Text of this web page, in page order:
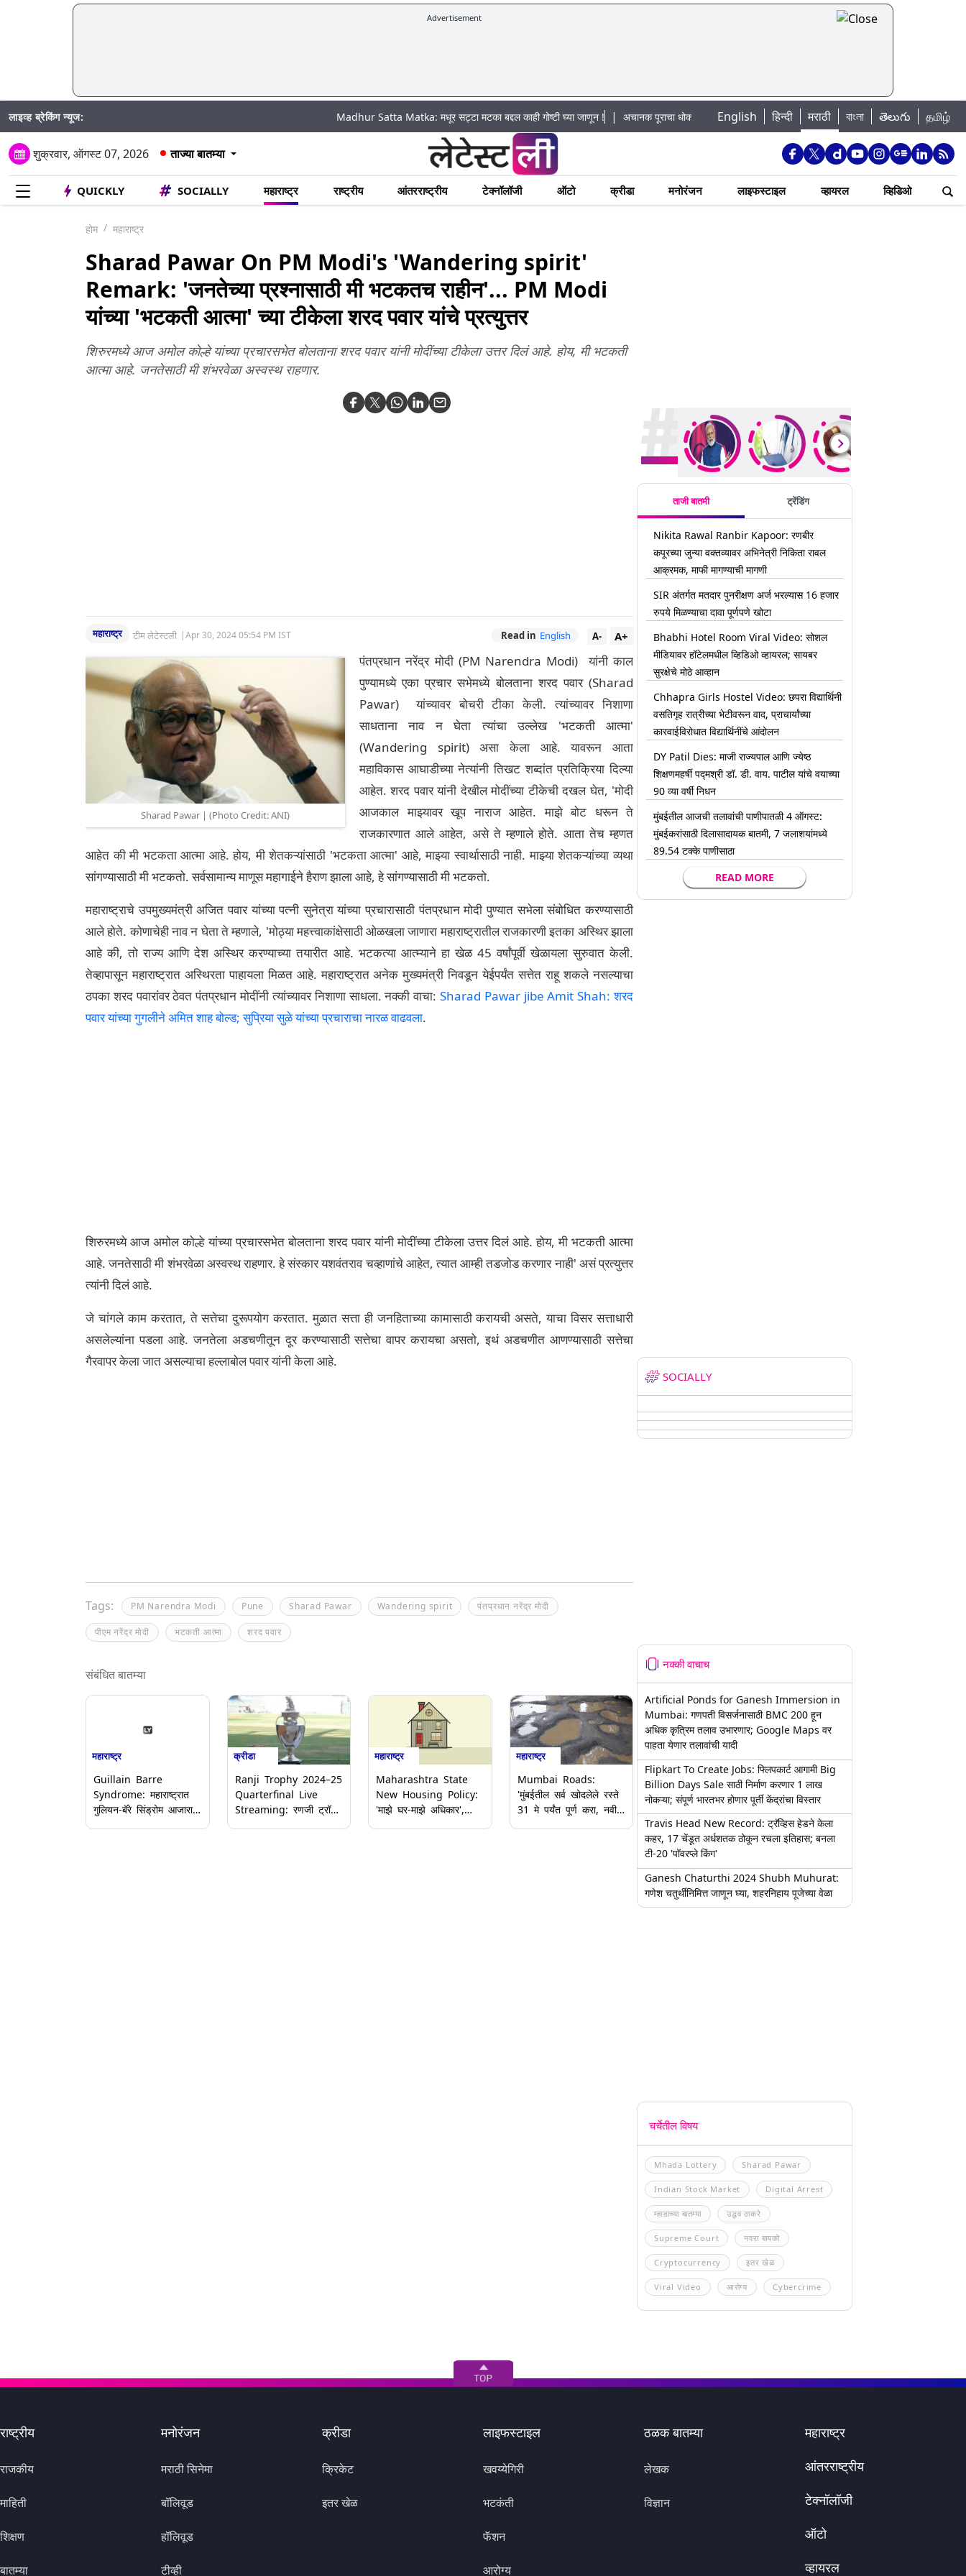
Advertisement
लाइव्ह ब्रेकिंग न्यूज: Madhur Satta Matka: मधूर सट्टा मटका बद्दल काही गोष्टी घ्या जाणून !|अचानक पूराचा धोका: खडकवासला धरणातून मुठानदी पात्रात विसर्ग सुरु; नागरिकांना नदीपात्रात न उतरण्याचे
English हिन्दी मराठी বাংলা తెలుగు தமிழ்
शुक्रवार, ऑगस्ट 07, 2026 ताज्या बातम्या
QUICKLY SOCIALLY महाराष्ट्र राष्ट्रीय आंतरराष्ट्रीय टेक्नॉलॉजी ऑटो क्रीडा मनोरंजन लाइफस्टाइल व्हायरल व्हिडिओ
होम महाराष्ट्र
Sharad Pawar On PM Modi's 'Wandering spirit'
Remark: 'जनतेच्या प्रश्नासाठी मी भटकतच राहीन'... PM Modi
यांच्या 'भटकती आत्मा' च्या टीकेला शरद पवार यांचे प्रत्युत्तर
शिरुरमध्ये आज अमोल कोल्हे यांच्या प्रचारसभेत बोलताना शरद पवार यांनी मोदींच्या टीकेला उत्तर दिलं आहे. होय, मी भटकती
आत्मा आहे. जनतेसाठी मी शंभरवेळा अस्वस्थ राहणार.
महाराष्ट्र टीम लेटेस्टली |Apr 30, 2024 05:54 PM IST Read in English A+
A-
Sharad Pawar | (Photo Credit: ANI)
पंतप्रधान नरेंद्र मोदी (PM Narendra Modi) यांनी काल
पुण्यामध्ये एका प्रचार सभेमध्ये बोलताना शरद पवार (Sharad
Pawar) यांच्यावर बोचरी टीका केली. त्यांच्यावर निशाणा
साधताना नाव न घेता त्यांचा उल्लेख 'भटकती आत्मा'
(Wandering spirit) असा केला आहे. यावरून आता
महाविकास आघाडीच्या नेत्यांनी तिखट शब्दांत प्रतिक्रिया दिल्या
आहेत. शरद पवार यांनी देखील मोदींच्या टीकेची दखल घेत, 'मोदी
आजकाल माझ्यावर खूप नाराज आहेत. माझे बोट धरून ते
राजकारणात आले आहेत, असे ते म्हणाले होते. आता तेच म्हणत
आहेत की मी भटकता आत्मा आहे. होय, मी शेतकऱ्यांसाठी 'भटकता आत्मा' आहे, माझ्या स्वार्थासाठी नाही. माझ्या शेतकऱ्यांच्या व्यथा
सांगण्यासाठी मी भटकतो. सर्वसामान्य माणूस महागाईने हैराण झाला आहे, हे सांगण्यासाठी मी भटकतो.
महाराष्ट्राचे उपमुख्यमंत्री अजित पवार यांच्या पत्नी सुनेत्रा यांच्या प्रचारासाठी पंतप्रधान मोदी पुण्यात सभेला संबोधित करण्यासाठी
आले होते. कोणाचेही नाव न घेता ते म्हणाले, 'मोठ्या महत्त्वाकांक्षेसाठी ओळखला जाणारा महाराष्ट्रातील राजकारणी इतका अस्थिर झाला
आहे की, तो राज्य आणि देश अस्थिर करण्याच्या तयारीत आहे. भटकत्या आत्म्याने हा खेळ 45 वर्षांपूर्वी खेळायला सुरुवात केली.
तेव्हापासून महाराष्ट्रात अस्थिरता पाहायला मिळत आहे. महाराष्ट्रात अनेक मुख्यमंत्री निवडून येईपर्यंत सत्तेत राहू शकले नसल्याचा
ठपका शरद पवारांवर ठेवत पंतप्रधान मोदींनी त्यांच्यावर निशाणा साधला. नक्की वाचा: Sharad Pawar jibe Amit Shah: शरद
पवार यांच्या गुगलीने अमित शाह बोल्ड; सुप्रिया सुळे यांच्या प्रचाराचा नारळ वाढवला.
शिरुरमध्ये आज अमोल कोल्हे यांच्या प्रचारसभेत बोलताना शरद पवार यांनी मोदींच्या टीकेला उत्तर दिलं आहे. होय, मी भटकती आत्मा
आहे. जनतेसाठी मी शंभरवेळा अस्वस्थ राहणार. हे संस्कार यशवंतराव चव्हाणांचे आहेत, त्यात आम्ही तडजोड करणार नाही' असं प्रत्युत्तर
त्यांनी दिलं आहे.
जे चांगले काम करतात, ते सत्तेचा दुरूपयोग करतात. मुळात सत्ता ही जनहिताच्या कामासाठी करायची असते, याचा विसर सत्ताधारी
असलेल्यांना पडला आहे. जनतेला अडचणीतून दूर करण्यासाठी सत्तेचा वापर करायचा असतो, इथं अडचणीत आणण्यासाठी सत्तेचा
गैरवापर केला जात असल्याचा हल्लाबोल पवार यांनी केला आहे.
Tags: PM Narendra Modi Pune Sharad Pawar Wandering spirit पंतप्रधान नरेंद्र मोदी
पीएम नरेंद्र मोदी भटकती आत्मा शरद पवार
संबंधित बातम्या
महाराष्ट्र
Guillain Barre
Syndrome: महाराष्ट्रात
गुलियन-बॅरे सिंड्रोम आजाराचा
क्रीडा
Ranji Trophy 2024–25
Quarterfinal Live
Streaming: रणजी ट्रॉफी
महाराष्ट्र
Maharashtra State
New Housing Policy:
'माझे घर-माझे अधिकार',
महाराष्ट्र
Mumbai Roads:
'मुंबईतील सर्व खोदलेले रस्ते
31 मे पर्यंत पूर्ण करा, नवीन
ताजी बातमी ट्रेंडिंग
Nikita Rawal Ranbir Kapoor: रणबीर
कपूरच्या जुन्या वक्तव्यावर अभिनेत्री निकिता रावल
आक्रमक, माफी मागण्याची मागणी
SIR अंतर्गत मतदार पुनरीक्षण अर्ज भरल्यास 16 हजार
रुपये मिळण्याचा दावा पूर्णपणे खोटा
Bhabhi Hotel Room Viral Video: सोशल
मीडियावर हॉटेलमधील व्हिडिओ व्हायरल; सायबर
सुरक्षेचे मोठे आव्हान
Chhapra Girls Hostel Video: छपरा विद्यार्थिनी
वसतिगृह रात्रीच्या भेटीवरून वाद, प्राचार्यांच्या
कारवाईविरोधात विद्यार्थिनींचे आंदोलन
DY Patil Dies: माजी राज्यपाल आणि ज्येष्ठ
शिक्षणमहर्षी पद्मश्री डॉ. डी. वाय. पाटील यांचे वयाच्या
90 व्या वर्षी निधन
मुंबईतील आजची तलावांची पाणीपातळी 4 ऑगस्ट:
मुंबईकरांसाठी दिलासादायक बातमी, 7 जलाशयांमध्ये
89.54 टक्के पाणीसाठा
READ MORE
SOCIALLY
नक्की वाचाच
Artificial Ponds for Ganesh Immersion in
Mumbai: गणपती विसर्जनासाठी BMC 200 हून
अधिक कृत्रिम तलाव उभारणार; Google Maps वर
पाहता येणार तलावांची यादी
Flipkart To Create Jobs: फ्लिपकार्ट आगामी Big
Billion Days Sale साठी निर्माण करणार 1 लाख
नोकऱ्या; संपूर्ण भारतभर होणार पूर्ती केंद्रांचा विस्तार
Travis Head New Record: ट्रॅव्हिस हेडने केला
कहर, 17 चेंडूत अर्धशतक ठोकून रचला इतिहास; बनला
टी-20 'पॉवरप्ले किंग'
Ganesh Chaturthi 2024 Shubh Muhurat:
गणेश चतुर्थीनिमित्त जाणून घ्या, शहरनिहाय पूजेच्या वेळा
चर्चेतील विषय
Mhada Lottery Sharad Pawar
Indian Stock Market Digital Arrest
म्हाडाच्या बातम्या उद्धव ठाकरे
Supreme Court नवरा बायको
Cryptocurrency इतर खेळ
Viral Video आरोग्य Cybercrime
राष्ट्रीय
राजकीय
माहिती
शिक्षण
बातम्या
मनोरंजन
मराठी सिनेमा
बॉलिवूड
हॉलिवूड
टीव्ही
क्रीडा
क्रिकेट
इतर खेळ
लाइफस्टाइल
खवय्येगिरी
भटकंती
फॅशन
आरोग्य
ठळक बातम्या
लेखक
विज्ञान
महाराष्ट्र
आंतरराष्ट्रीय
टेक्नॉलॉजी
ऑटो
व्हायरल